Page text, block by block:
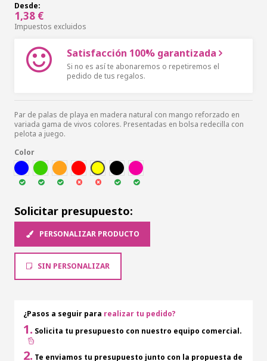
Desde:
1,38 €
Impuestos excluidos
Satisfacción 100% garantizada
Si no es así te abonaremos o repetiremos el
pedido de tus regalos.
Par de palas de playa en madera natural con mango reforzado en
variada gama de vivos colores. Presentadas en bolsa redecilla con
pelota a juego.
Color
AZUL
VER NARA ROJ AMA NEG FUCSI
Solicitar presupuesto:
PERSONALIZAR PRODUCTO
SIN PERSONALIZAR
¿Pasos a seguir para realizar tu pedido?
1. Solicita tu presupuesto con nuestro equipo comercial.
2. Te enviamos tu presupuesto junto con la propuesta de